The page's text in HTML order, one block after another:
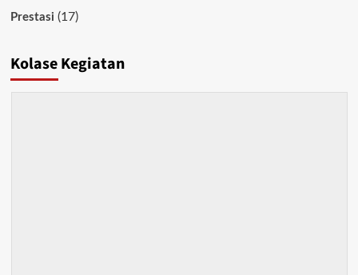
Prestasi (17)
Kolase Kegiatan